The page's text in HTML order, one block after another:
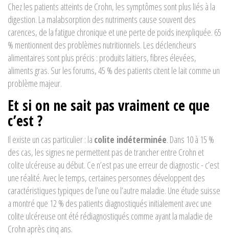
Chez les patients atteints de Crohn, les symptômes sont plus liés à la
digestion. La malabsorption des nutriments cause souvent des
carences, de la fatigue chronique et une perte de poids inexpliquée. 65
% mentionnent des problèmes nutritionnels. Les déclencheurs
alimentaires sont plus précis : produits laitiers, fibres élevées,
aliments gras. Sur les forums, 45 % des patients citent le lait comme un
problème majeur.
Et si on ne sait pas vraiment ce que
c’est ?
Il existe un cas particulier : la colite indéterminée. Dans 10 à 15 %
des cas, les signes ne permettent pas de trancher entre Crohn et
colite ulcéreuse au début. Ce n’est pas une erreur de diagnostic - c’est
une réalité. Avec le temps, certaines personnes développent des
caractéristiques typiques de l’une ou l’autre maladie. Une étude suisse
a montré que 12 % des patients diagnostiqués initialement avec une
colite ulcéreuse ont été rédiagnostiqués comme ayant la maladie de
Crohn après cinq ans.